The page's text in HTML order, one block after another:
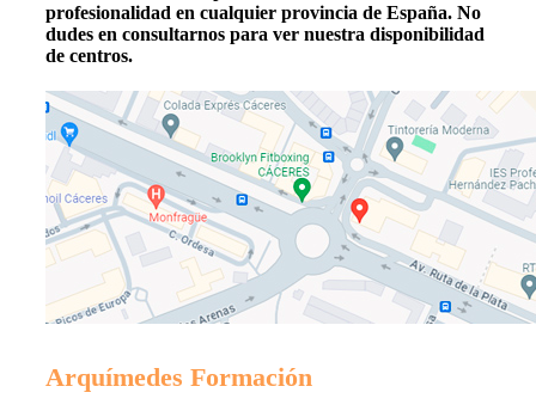
profesionalidad en cualquier provincia de España. No
dudes en consultarnos para ver nuestra disponibilidad
de centros.
Arquímedes Formación